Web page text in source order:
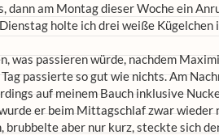
am Montag dieser Woche ein
holte ich drei weiße Kügelchen
was passieren würde, nachdem
passierte so gut wie nichts. Am
auf meinem Bauch inklusive
er beim Mittagschlaf zwar wieder
brubbelte aber nur kurz, steckte sich